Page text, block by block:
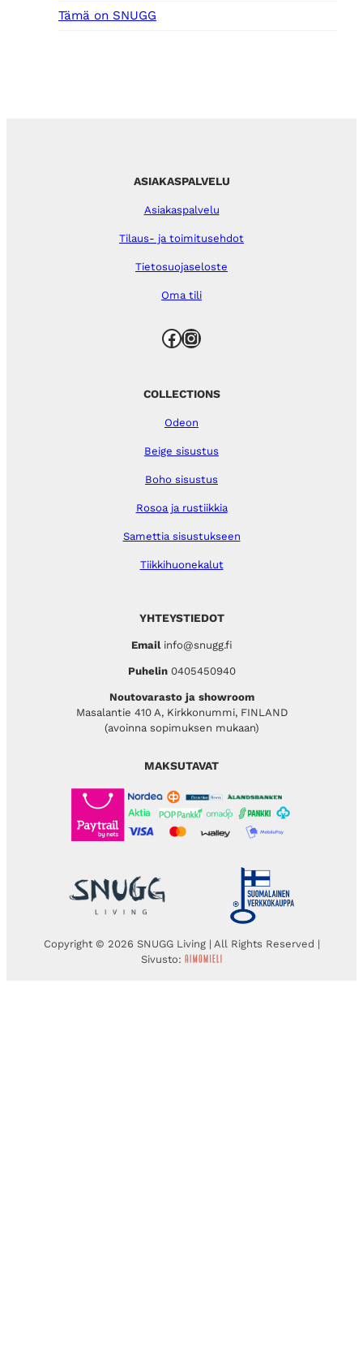
Tämä on SNUGG
ASIAKASPALVELU
Asiakaspalvelu
Tilaus- ja toimitusehdot
Tietosuojaseloste
Oma tili
Facebook Instagram
YHTEYSTIEDOT
Emailinfo@snugg.fi
Puhelin 0405450940
Noutovarasto ja showroom
Masalantie 410 A, Kirkkonummi, FINLAND
(avoinna sopimuksen mukaan)
COLLECTIONS
Odeon
Beige sisustus
Boho sisustus
Rosoa ja rustiikkia
Samettia sisustukseen
Tiikkihuonekalut
MAKSUTAVAT
Copyright © 2026 SNUGG Living | All Rights Reserved |
Sivusto: